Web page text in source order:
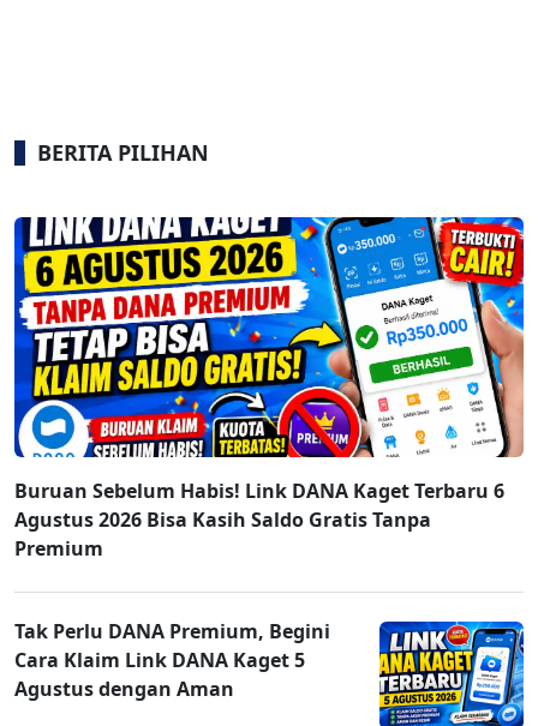
BERITA PILIHAN
Buruan Sebelum Habis! Link DANA Kaget Terbaru 6
Agustus 2026 Bisa Kasih Saldo Gratis Tanpa
Premium
Tak Perlu DANA Premium, Begini
Cara Klaim Link DANA Kaget 5
Agustus dengan Aman